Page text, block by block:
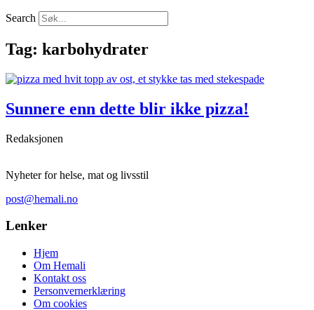
Search
Tag: karbohydrater
Sunnere enn dette blir ikke pizza!
Redaksjonen
Nyheter for helse, mat og livsstil
post@hemali.no
Lenker
Hjem
Om Hemali
Kontakt oss
Personvernerklæring
Om cookies